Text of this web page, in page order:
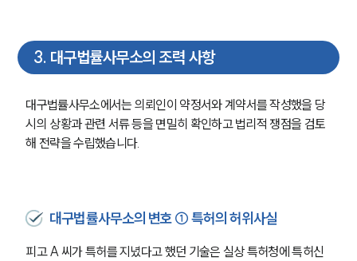
3. 대구법률사무소의 조력 사항
대구법률사무소에서는 의뢰인이 약정서와 계약서를 작성했을 당
시의 상황과 관련 서류 등을 면밀히 확인하고 법리적 쟁점을 검토
해 전략을 수립했습니다.
대구법률사무소의 변호 ① 특허의 허위사실
피고 A 씨가 특허를 지녔다고 했던 기술은 실상 특허청에 특허신